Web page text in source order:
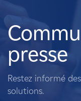
A propos de nous
Ce que nous faisons
Propriétaires
presse
Restez informé
solutions.